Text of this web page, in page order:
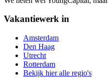
Vakantiewerk in
Amsterdam
Den Haag
Utrecht
Rotterdam
Bekijk hier alle regio's